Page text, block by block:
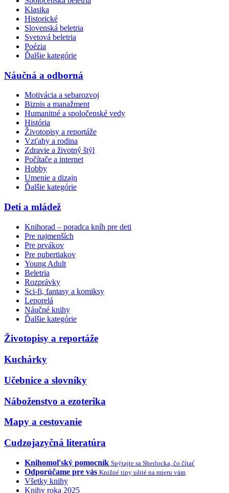
Klasika
Historické
Slovenská beletria
Svetová beletria
Poézia
Ďalšie kategórie
Náučná a odborná
Motivácia a sebarozvoj
Biznis a manažment
Humanitné a spoločenské vedy
História
Životopisy a reportáže
Vzťahy a rodina
Zdravie a životný štýl
Počítače a internet
Hobby
Umenie a dizajn
Ďalšie kategórie
Deti a mládež
Knihorad – poradca kníh pre deti
Pre najmenších
Pre prvákov
Pre pubertiakov
Young Adult
Beletria
Rozprávky
Sci-fi, fantasy a komiksy
Leporelá
Náučné knihy
Ďalšie kategórie
Životopisy a reportáže
Kuchárky
Učebnice a slovníky
Náboženstvo a ezoterika
Mapy a cestovanie
Cudzojazyčná literatúra
Knihomoľský pomocník Spýtajte sa Sherlocka, čo čítať
Odporúčame pre vás Knižné tipy ušité na mieru vám
Všetky knihy
Knihy roka 2025